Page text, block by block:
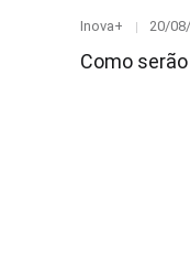
Category
Inova+ 20/
Como